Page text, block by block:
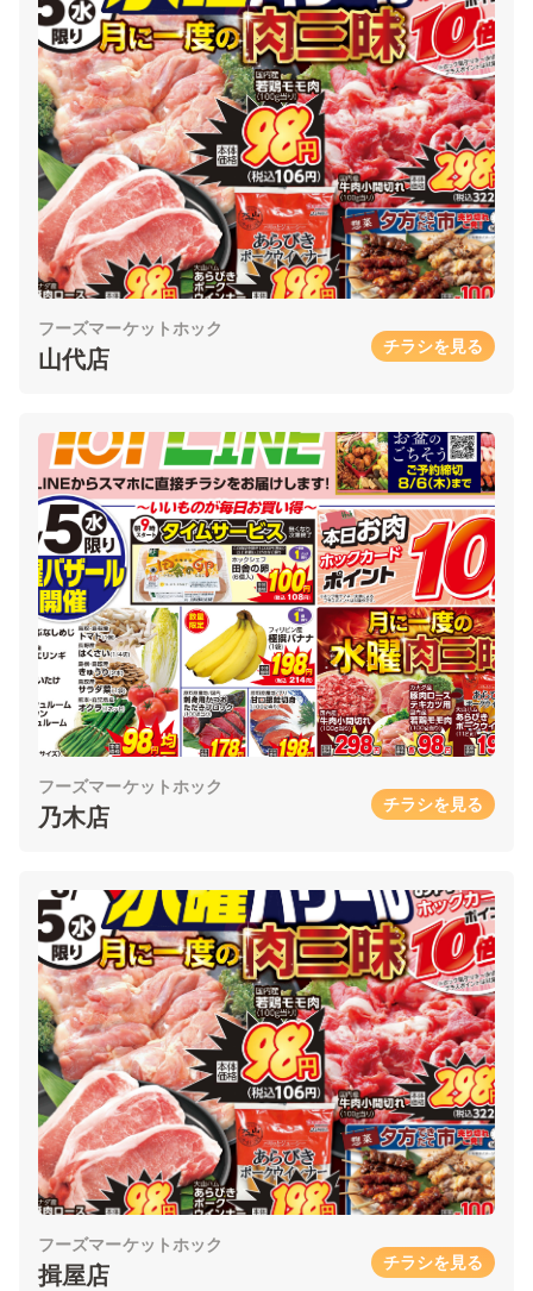
フーズマーケットホック
山代店 チラシを見る
フーズマーケットホック
乃木店 チラシを見る
フーズマーケットホック
揖屋店 チラシを見る